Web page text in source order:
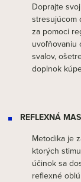
Doprajte
stresujúcom
za pomoci
uvoľňovaniu
svalov,
doplnok
REFLEXNÁ
Metodika je
ktorých
účinok sa
reflexné